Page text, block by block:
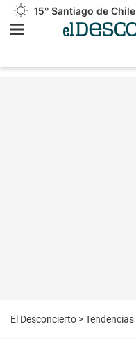
15° Santiago de Chile
El Desconcierto >Tendencias